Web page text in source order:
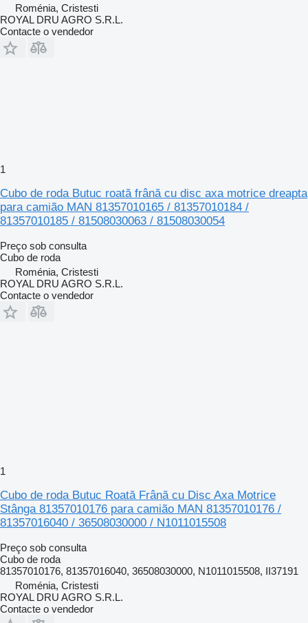
Roménia, Cristesti
ROYAL DRU AGRO S.R.L.
Contacte o vendedor
1
Cubo de roda Butuc roată frână cu disc axa motrice dreapta
para camião MAN 81357010165 / 81357010184 /
81357010185 / 81508030063 / 81508030054
Preço sob consulta
Cubo de roda
Roménia, Cristesti
ROYAL DRU AGRO S.R.L.
Contacte o vendedor
1
Cubo de roda Butuc Roată Frână cu Disc Axa Motrice
Stânga 81357010176 para camião MAN 81357010176 /
81357016040 / 36508030000 / N1011015508
Preço sob consulta
Cubo de roda
81357010176, 81357016040, 36508030000, N1011015508, II37191
Roménia, Cristesti
ROYAL DRU AGRO S.R.L.
Contacte o vendedor